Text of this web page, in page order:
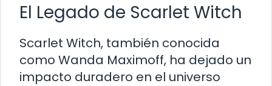
El Legado de Scarlet Witch
Scarlet Witch, también conocida
como Wanda Maximoff, ha dejado un
impacto duradero en el universo